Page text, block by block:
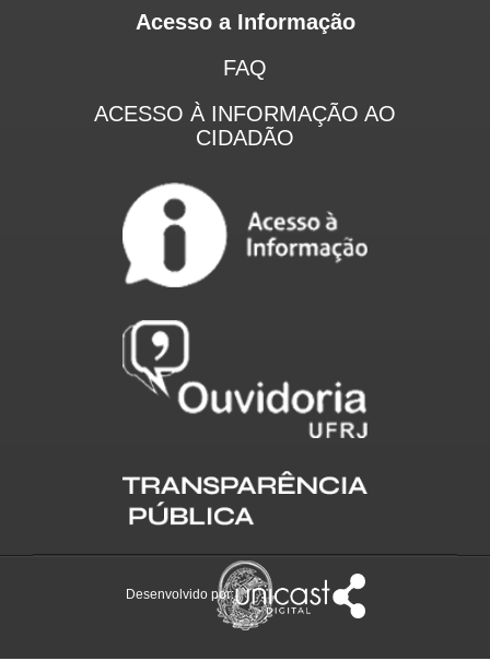
Acesso a Informação
FAQ
ACESSO À INFORMAÇÃO AO
CIDADÃO
Desenvolvido por: